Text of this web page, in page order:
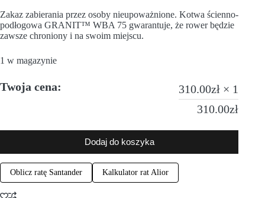
Zakaz zabierania przez osoby nieupoważnione. Kotwa ścienno-
podłogowa GRANIT™ WBA 75 gwarantuje, że rower będzie
zawsze chroniony i na swoim miejscu.
1 w magazynie
Twoja cena: 310.00zł × 1
310.00zł
Dodaj do koszyka
Oblicz ratę Santander Kalkulator rat Alior